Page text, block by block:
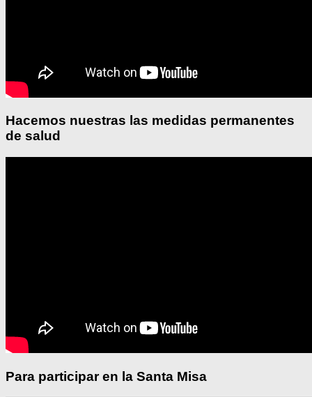
Hacemos nuestras las medidas permanentes
de salud
Para participar en la Santa Misa